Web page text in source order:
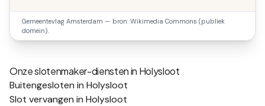
Gemeentevlag Amsterdam — bron: Wikimedia Commons (publiek
domein).
Onze slotenmaker-diensten in Holysloot
Buitengesloten in Holysloot
Slot vervangen in Holysloot